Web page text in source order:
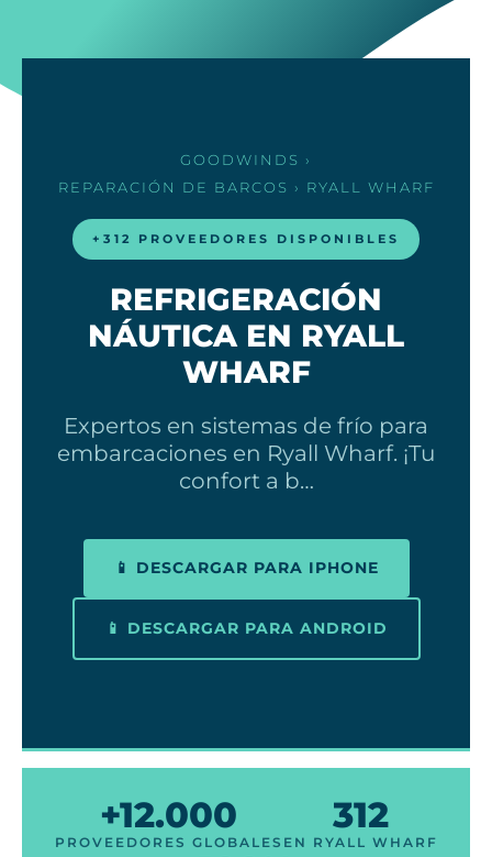
GOODWINDS ›
REPARACIÓN DE BARCOS › RYALL WHARF
+312 PROVEEDORES DISPONIBLES
REFRIGERACIÓN
NÁUTICA EN RYALL
WHARF
Expertos en sistemas de frío para
embarcaciones en Ryall Wharf. ¡Tu
confort a b…
📱 DESCARGAR PARA IPHONE
📱 DESCARGAR PARA ANDROID
+12.000
PROVEEDORES GLOBALES
312
EN RYALL WHARF